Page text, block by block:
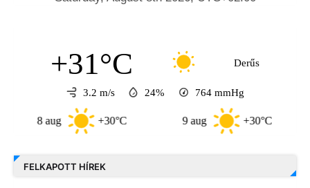
+31°C Derűs
3.2 m/s 24% 764 mmHg
+30°C +30°C
FELKAPOTT HÍREK